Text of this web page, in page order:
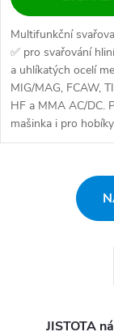
Multifunkční
✅ pro svařování
a uhlíkatých ocelí
MIG/MAG, FCAW,
HF a MMA AC/DC.
mašinka i pro
nadšence....
JISTOTA